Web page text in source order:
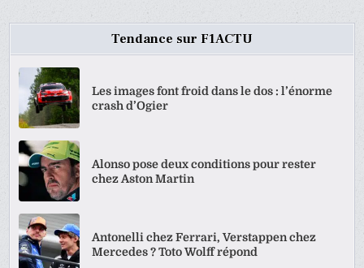
Tendance sur F1ACTU
Les images font froid dans le dos : l’énorme
crash d’Ogier
Alonso pose deux conditions pour rester
chez Aston Martin
Antonelli chez Ferrari, Verstappen chez
Mercedes ? Toto Wolff répond